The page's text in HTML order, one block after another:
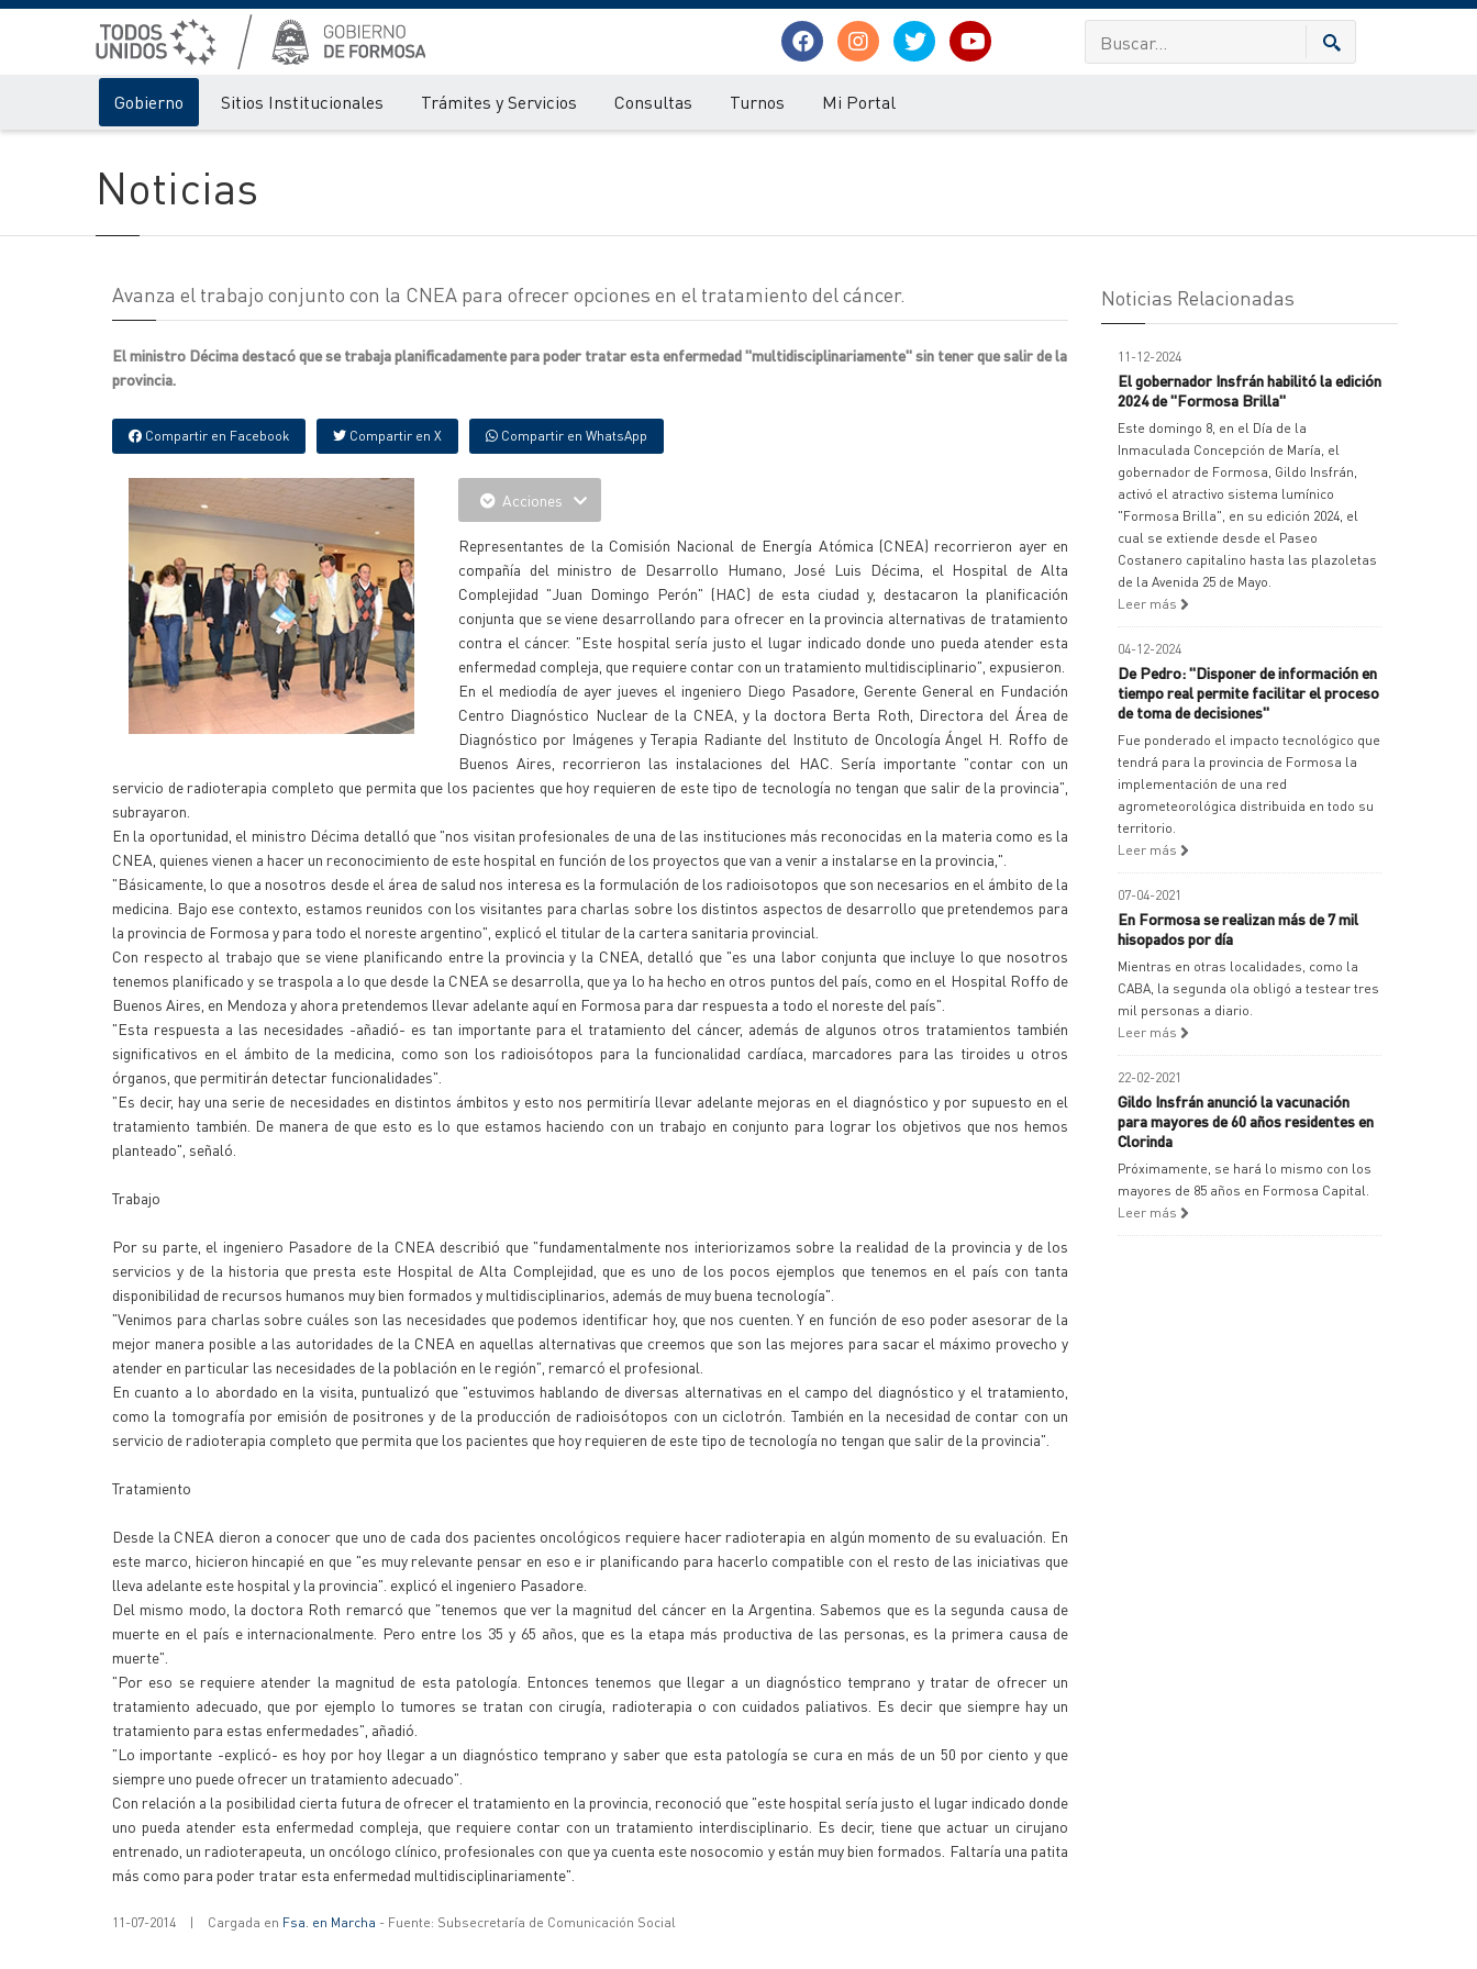
Gobierno Sitios Institucionales Trámites y Servicios Consultas Turnos Mi Portal
Noticias
Avanza el trabajo conjunto con la CNEA para ofrecer opciones en el tratamiento del cáncer.
El ministro Décima destacó que se trabaja planificadamente para poder tratar esta enfermedad "multidisciplinariamente" sin tener que salir de la
provincia.
Compartir en Facebook Compartir en X Compartir en WhatsApp
Acciones
Representantes de la Comisión Nacional de Energía Atómica (CNEA) recorrieron ayer en
compañía del ministro de Desarrollo Humano, José Luis Décima, el Hospital de Alta
Complejidad "Juan Domingo Perón" (HAC) de esta ciudad y, destacaron la planificación
conjunta que se viene desarrollando para ofrecer en la provincia alternativas de tratamiento
contra el cáncer. "Este hospital sería justo el lugar indicado donde uno pueda atender esta
enfermedad compleja, que requiere contar con un tratamiento multidisciplinario", expusieron.
En el mediodía de ayer jueves el ingeniero Diego Pasadore, Gerente General en Fundación
Centro Diagnóstico Nuclear de la CNEA, y la doctora Berta Roth, Directora del Área de
Diagnóstico por Imágenes y Terapia Radiante del Instituto de Oncología Ángel H. Roffo de
Buenos Aires, recorrieron las instalaciones del HAC. Sería importante "contar con un
servicio de radioterapia completo que permita que los pacientes que hoy requieren de este tipo de tecnología no tengan que salir de la provincia",
subrayaron.
En la oportunidad, el ministro Décima detalló que "nos visitan profesionales de una de las instituciones más reconocidas en la materia como es la
CNEA, quienes vienen a hacer un reconocimiento de este hospital en función de los proyectos que van a venir a instalarse en la provincia,".
"Básicamente, lo que a nosotros desde el área de salud nos interesa es la formulación de los radioisotopos que son necesarios en el ámbito de la
medicina. Bajo ese contexto, estamos reunidos con los visitantes para charlas sobre los distintos aspectos de desarrollo que pretendemos para
la provincia de Formosa y para todo el noreste argentino", explicó el titular de la cartera sanitaria provincial.
Con respecto al trabajo que se viene planificando entre la provincia y la CNEA, detalló que "es una labor conjunta que incluye lo que nosotros
tenemos planificado y se traspola a lo que desde la CNEA se desarrolla, que ya lo ha hecho en otros puntos del país, como en el Hospital Roffo de
Buenos Aires, en Mendoza y ahora pretendemos llevar adelante aquí en Formosa para dar respuesta a todo el noreste del país".
"Esta respuesta a las necesidades -añadió- es tan importante para el tratamiento del cáncer, además de algunos otros tratamientos también
significativos en el ámbito de la medicina, como son los radioisótopos para la funcionalidad cardíaca, marcadores para las tiroides u otros
órganos, que permitirán detectar funcionalidades".
"Es decir, hay una serie de necesidades en distintos ámbitos y esto nos permitiría llevar adelante mejoras en el diagnóstico y por supuesto en el
tratamiento también. De manera de que esto es lo que estamos haciendo con un trabajo en conjunto para lograr los objetivos que nos hemos
planteado", señaló.
Trabajo
Por su parte, el ingeniero Pasadore de la CNEA describió que "fundamentalmente nos interiorizamos sobre la realidad de la provincia y de los
servicios y de la historia que presta este Hospital de Alta Complejidad, que es uno de los pocos ejemplos que tenemos en el país con tanta
disponibilidad de recursos humanos muy bien formados y multidisciplinarios, además de muy buena tecnología".
"Venimos para charlas sobre cuáles son las necesidades que podemos identificar hoy, que nos cuenten. Y en función de eso poder asesorar de la
mejor manera posible a las autoridades de la CNEA en aquellas alternativas que creemos que son las mejores para sacar el máximo provecho y
atender en particular las necesidades de la población en le región", remarcó el profesional.
En cuanto a lo abordado en la visita, puntualizó que "estuvimos hablando de diversas alternativas en el campo del diagnóstico y el tratamiento,
como la tomografía por emisión de positrones y de la producción de radioisótopos con un ciclotrón. También en la necesidad de contar con un
servicio de radioterapia completo que permita que los pacientes que hoy requieren de este tipo de tecnología no tengan que salir de la provincia".
Tratamiento
Desde la CNEA dieron a conocer que uno de cada dos pacientes oncológicos requiere hacer radioterapia en algún momento de su evaluación. En
este marco, hicieron hincapié en que "es muy relevante pensar en eso e ir planificando para hacerlo compatible con el resto de las iniciativas que
lleva adelante este hospital y la provincia". explicó el ingeniero Pasadore.
Del mismo modo, la doctora Roth remarcó que "tenemos que ver la magnitud del cáncer en la Argentina. Sabemos que es la segunda causa de
muerte en el país e internacionalmente. Pero entre los 35 y 65 años, que es la etapa más productiva de las personas, es la primera causa de
muerte".
"Por eso se requiere atender la magnitud de esta patología. Entonces tenemos que llegar a un diagnóstico temprano y tratar de ofrecer un
tratamiento adecuado, que por ejemplo lo tumores se tratan con cirugía, radioterapia o con cuidados paliativos. Es decir que siempre hay un
tratamiento para estas enfermedades", añadió.
"Lo importante -explicó- es hoy por hoy llegar a un diagnóstico temprano y saber que esta patología se cura en más de un 50 por ciento y que
siempre uno puede ofrecer un tratamiento adecuado".
Con relación a la posibilidad cierta futura de ofrecer el tratamiento en la provincia, reconoció que "este hospital sería justo el lugar indicado donde
uno pueda atender esta enfermedad compleja, que requiere contar con un tratamiento interdisciplinario. Es decir, tiene que actuar un cirujano
entrenado, un radioterapeuta, un oncólogo clínico, profesionales con que ya cuenta este nosocomio y están muy bien formados. Faltaría una patita
más como para poder tratar esta enfermedad multidisciplinariamente".
11-07-2014 | Cargada en Fsa. en Marcha - Fuente: Subsecretaría de Comunicación Social
Noticias Relacionadas
11-12-2024
El gobernador Insfrán habilitó la edición
2024 de "Formosa Brilla"
Este domingo 8, en el Día de la
Inmaculada Concepción de María, el
gobernador de Formosa, Gildo Insfrán,
activó el atractivo sistema lumínico
"Formosa Brilla", en su edición 2024, el
cual se extiende desde el Paseo
Costanero capitalino hasta las plazoletas
de la Avenida 25 de Mayo.
Leer más
04-12-2024
De Pedro: "Disponer de información en
tiempo real permite facilitar el proceso
de toma de decisiones"
Fue ponderado el impacto tecnológico que
tendrá para la provincia de Formosa la
implementación de una red
agrometeorológica distribuida en todo su
territorio.
Leer más
07-04-2021
En Formosa se realizan más de 7 mil
hisopados por día
Mientras en otras localidades, como la
CABA, la segunda ola obligó a testear tres
mil personas a diario.
Leer más
22-02-2021
Gildo Insfrán anunció la vacunación
para mayores de 60 años residentes en
Clorinda
Próximamente, se hará lo mismo con los
mayores de 85 años en Formosa Capital.
Leer más